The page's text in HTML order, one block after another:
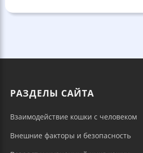
РАЗДЕЛЫ САЙТА
Взаимодействие кошки с человеком
Внешние факторы и безопасность